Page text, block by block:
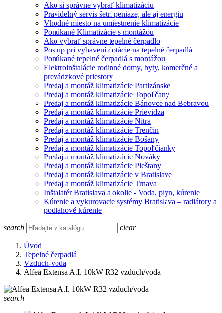
Ako si správne vybrať klimatizáciu
Pravidelný servis šetrí peniaze, ale aj energiu
Vhodné miesto na umiestnenie klimatizácie
Ponúkané Klimatizácie s montážou
Ako vybrať správne tepelné čerpadlo
Postup pri vybavení dotácie na tepelné čerpadlá
Ponúkané tepelné čerpadlá s montážou
Elektroinštalácie rodinné domy, byty, komerčné a
prevádzkové priestory
Predaj a montáž klimatizácie Partizánske
Predaj a montáž klimatizácie Topoľčany
Predaj a montáž klimatizácie Bánovce nad Bebravou
Predaj a montáž klimatizácie Prievidza
Predaj a montáž klimatizácie Nitra
Predaj a montáž klimatizácie Trenčin
Predaj a montáž klimatizácie Bošany
Predaj a montáž klimatizácie Topoľčianky
Predaj a montáž klimatizácie Nováky
Predaj a montáž klimatizácie Pieštany
Predaj a montáž klimatizácie v Bratislave
Predaj a montáž klimatizácie Trnava
Inštalatér Bratislava a okolie - Voda, plyn, kúrenie
Kúrenie a vykurovacie systémy Bratislava – radiátory a
podlahové kúrenie
search clear
Úvod
Tepelné čerpadlá
Vzduch-voda
Alfea Extensa A.I. 10kW R32 vzduch/voda
search